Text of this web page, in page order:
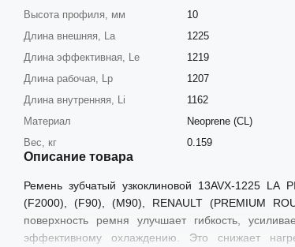
Высота профиля, мм
10
Длина внешняя, La
1225
Длина эффективная, Le
1219
Длина рабочая, Lp
1207
Длина внутренняя, Li
1162
Материал
Neoprene (CL)
Вес, кг
0.159
Описание товара
Ремень зубчатый узкоклиновой 13AVX-1225 LA
(F2000), (F90), (М90), RENAULT (PREMIUM
поверхность ремня улучшает гибкость,
эффективному охлаждению. Это снижает